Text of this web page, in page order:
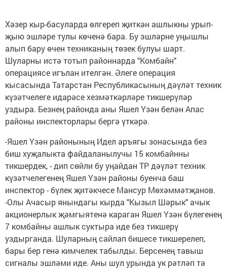
Хәзер кыр-басуларда өлгереп җиткән ашлыкны урып-
җыю эшләре тулы көченә бара. Бу эшләрне уңышлы
алып бару өчен техниканың төзек булуы шарт.
Шуларны истә тотып районнарда "Комбайн"
операциясе игълан ителгән. Әлеге операция
кысасында Татарстан Республикасының дәүләт техник
күзәтчелеге идарәсе хезмәткәрләре тикшерүләр
уздыра. Безнең районда аны Яшел Үзән белән Апас
районы инспекторлары бергә үткәрә.
-Яшел Үзән районының Идел аръягы зонасында без
биш хуҗалыкта файдаланылучы 15 комбайнны
тикшердек, - дип сөйли бу уңайдан ТР дәүләт техник
күзәтчелегенең Яшел Үзән районы буенча баш
инспектор - бүлек җитәкчесе Мансур Мөхәммәтҗанов.
-Олы Ачасыр янындагы кырда "Кызыл Шәрык" ачык
акционерлык җәмгыятенә караган Яшел Үзән бүлегенең
7 комбайны ашлык суктыра иде без тикшерү
уздырганда. Шуларның сайлап бишесе тикшерелеп,
бары бер генә кимчелек табылды. Берсенең тавыш
сигналы эшләми иде. Аны шул урында ук рәтләп тә